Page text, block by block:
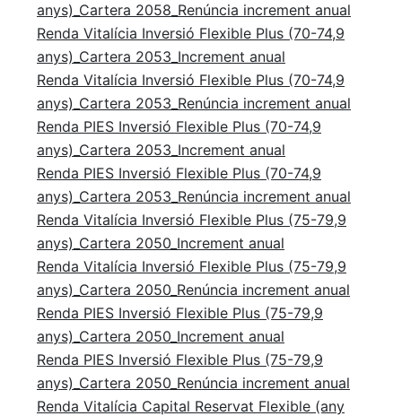
anys)_Cartera 2058_Renúncia increment anual
Renda Vitalícia Inversió Flexible Plus (70-74,9
anys)_Cartera 2053_Increment anual
Renda Vitalícia Inversió Flexible Plus (70-74,9
anys)_Cartera 2053_Renúncia increment anual
Renda PIES Inversió Flexible Plus (70-74,9
anys)_Cartera 2053_Increment anual
Renda PIES Inversió Flexible Plus (70-74,9
anys)_Cartera 2053_Renúncia increment anual
Renda Vitalícia Inversió Flexible Plus (75-79,9
anys)_Cartera 2050_Increment anual
Renda Vitalícia Inversió Flexible Plus (75-79,9
anys)_Cartera 2050_Renúncia increment anual
Renda PIES Inversió Flexible Plus (75-79,9
anys)_Cartera 2050_Increment anual
Renda PIES Inversió Flexible Plus (75-79,9
anys)_Cartera 2050_Renúncia increment anual
Renda Vitalícia Capital Reservat Flexible (any